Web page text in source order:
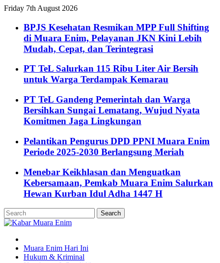
Friday 7th August 2026
BPJS Kesehatan Resmikan MPP Full Shifting
di Muara Enim, Pelayanan JKN Kini Lebih
Mudah, Cepat, dan Terintegrasi
PT TeL Salurkan 115 Ribu Liter Air Bersih
untuk Warga Terdampak Kemarau
PT TeL Gandeng Pemerintah dan Warga
Bersihkan Sungai Lematang, Wujud Nyata
Komitmen Jaga Lingkungan
Pelantikan Pengurus DPD PPNI Muara Enim
Periode 2025-2030 Berlangsung Meriah
Menebar Keikhlasan dan Menguatkan
Kebersamaan, Pemkab Muara Enim Salurkan
Hewan Kurban Idul Adha 1447 H
Muara Enim Hari Ini
Hukum & Kriminal